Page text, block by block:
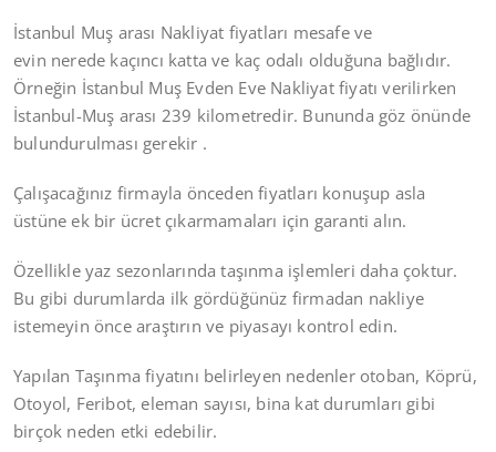
İstanbul Muş arası Nakliyat fiyatları mesafe ve
evin nerede kaçıncı katta ve kaç odalı olduğuna bağlıdır.
Örneğin İstanbul Muş Evden Eve Nakliyat fiyatı verilirken
İstanbul-Muş arası 239 kilometredir. Bununda göz önünde
bulundurulması gerekir .
Çalışacağınız firmayla önceden fiyatları konuşup asla
üstüne ek bir ücret çıkarmamaları için garanti alın.
Özellikle yaz sezonlarında taşınma işlemleri daha çoktur.
Bu gibi durumlarda ilk gördüğünüz firmadan nakliye
istemeyin önce araştırın ve piyasayı kontrol edin.
Yapılan Taşınma fiyatını belirleyen nedenler otoban, Köprü,
Otoyol, Feribot, eleman sayısı, bina kat durumları gibi
birçok neden etki edebilir.